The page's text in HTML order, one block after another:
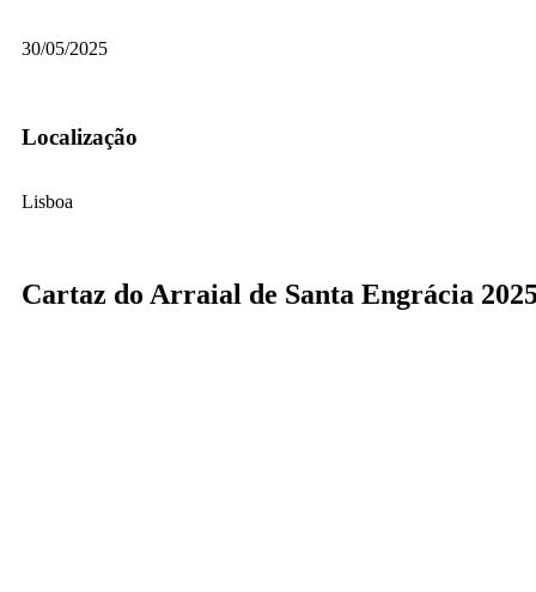
30/05/2025
Localização
Lisboa
Cartaz do Arraial de Santa Engrácia